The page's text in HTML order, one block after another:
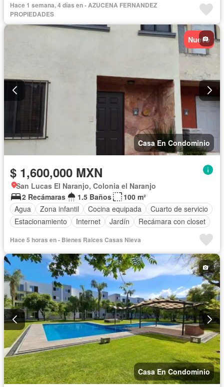
Hace 1 semana, 4 días en - AZUCENA FERNANDEZ
PROPIEDADES
Nuevo
Casa En Condominio
$ 1,600,000 MXN
San Lucas El Naranjo, Colonia el Naranjo
2 Recámaras
1.5 Baños
100 m²
Agua
Zona infantil Cocina equipada
Cuarto de servicio
Estacionamiento
Internet Jardín Recámara con closet
Hace 5 horas en - Bienes Raices Casas Nieva
Casa En Condominio